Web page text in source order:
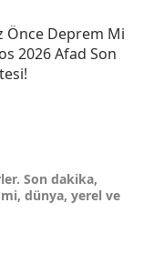
Önce Deprem Mi
2026 Afad Son
Son dakika,
dünya, yerel ve